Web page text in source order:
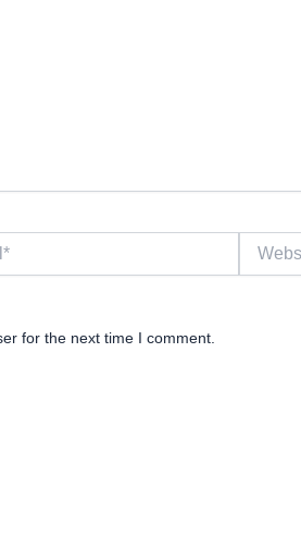
Website
for the next time I comment.